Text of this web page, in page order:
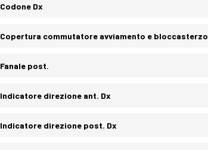
Codone Dx
Copertura commutatore avviamento e bloccasterzo
Fanale post.
Indicatore direzione ant. Dx
Indicatore direzione post. Dx